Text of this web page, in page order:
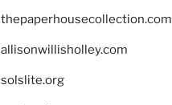
thepaperhousecollection.com
allisonwillisholley.com
solslite.org